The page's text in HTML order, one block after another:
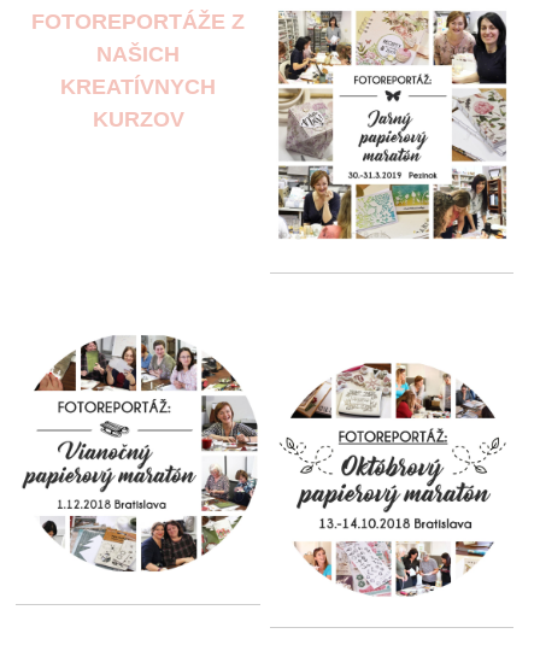
FOTOREPORTÁŽE Z
NAŠICH
KREATÍVNYCH
KURZOV